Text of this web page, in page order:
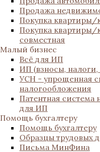
Продажа
Покупка квартиры/
Покупка квартиры/
совместная
Малый бизнес
Всё для ИП
ИП (взносы,
УСН - упрощенная
налогообложения
Патентная система
для ИП
Помощь бухгалтеру
Помощь бухгалтеру
Образцы трудовых
Письма МинФина